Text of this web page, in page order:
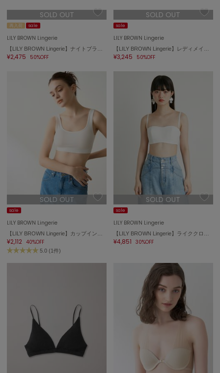
SOLD OUT
再入荷 sale
LILY BROWN Lingerie
¥2,475 50%OFF
SOLD OUT
sale
LILY BROWN Lingerie
¥3,245 50%OFF
SOLD OUT
sale
LILY BROWN Lingerie
¥2,112 40%OFF
5.0 (1件)
SOLD OUT
sale
LILY BROWN Lingerie
¥4,851 30%OFF